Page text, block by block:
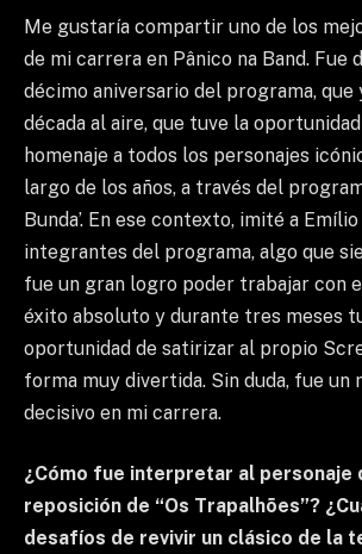
Me gustaría compartir uno de los
de mi carrera en Pânico na Band. Fue
décimo aniversario del programa, que
década al aire, que tuve la
homenaje a todos los personajes
largo de los años, a través del
Bunda’. En ese contexto, imité a
integrantes del programa, algo que
fue un gran logro poder trabajar con
éxito absoluto y durante tres meses
oportunidad de satirizar al propio
forma muy divertida. Sin duda, fue un
decisivo en mi carrera.
¿Cómo fue interpretar al personaje
reposición de “Os Trapalhões”?
desafíos de revivir un clásico de la